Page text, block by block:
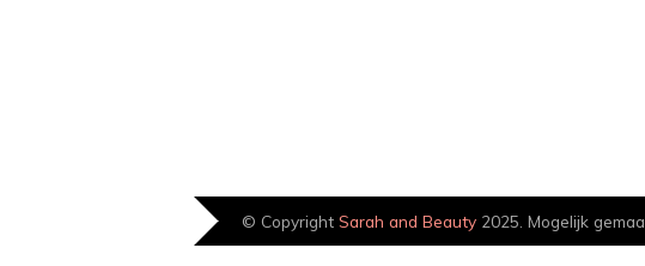
© Copyright Sarah and Beauty 2025. Mogelijk